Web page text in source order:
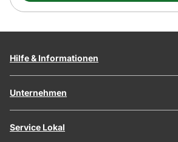
Hilfe & Informationen
Unternehmen
Service Lokal